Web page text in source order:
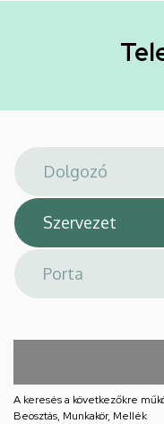
Általános
hely
A keresés a következőkre
Beosztás, Munkakör, Mellék